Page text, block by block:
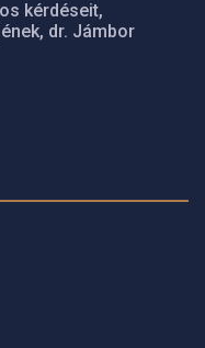
kérdéseit,
dr. Jámbor